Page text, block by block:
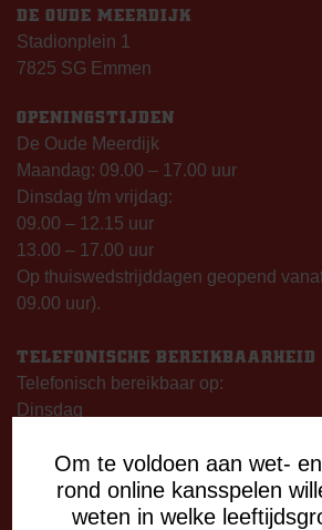
Om te voldoen aan wet-
rond online kansspelen
weten in welke
DE OUDE MEERDIJK
Stadionplein 1
7825 SG Emmen
OPENINGSTIJDEN
De Oude Meerdijk
Maandag: 09.00 – 17.00 uur
Dinsdag t/m vrijdag:
09.00 – 12.15 uur
13.00 – 17.00 uur
Op thuiswedstrijddagen geopend
09.00 uur).
TELEFONISCHE BEREIKBAARHEID
Telefonisch bereikbaar op:
Dinsdag
13:00 - 17:00 uur
Woensdag
13:00 - 17:00 uur